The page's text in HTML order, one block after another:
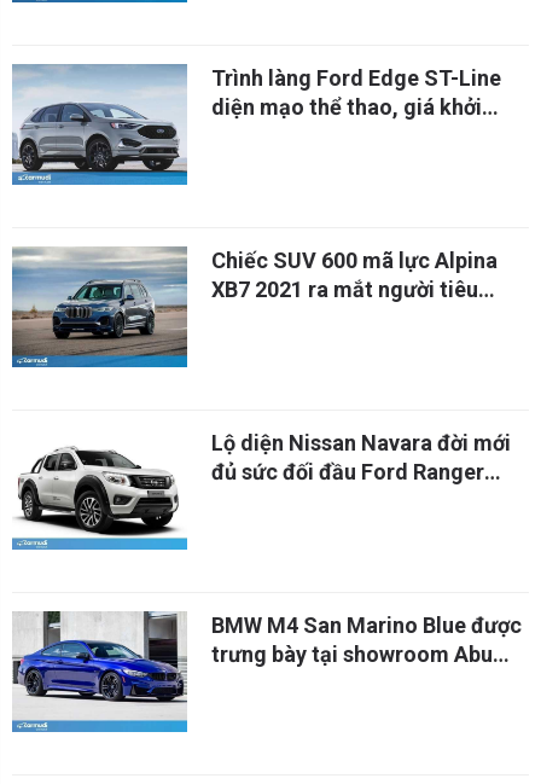
Trình làng Ford Edge ST-Line
diện mạo thể thao, giá khởi
Chiếc SUV 600 mã lực Alpina
XB7 2021 ra mắt người tiêu
Lộ diện Nissan Navara đời mới
đủ sức đối đầu Ford Ranger
BMW M4 San Marino Blue được
trưng bày tại showroom Abu